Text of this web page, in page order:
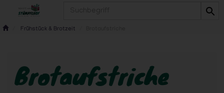
Frühstück & Brotzeit
Brotaufstriche